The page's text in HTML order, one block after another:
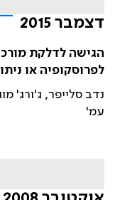
דצמבר 2015
הגישה לדלקת
לפרוסקופיה או
נדב סלייפר, ג'ורג'
עמ'